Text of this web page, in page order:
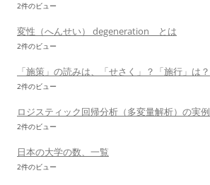
2件のビュー
変性（へんせい） degeneration とは
2件のビュー
「施策」の読みは、「せさく」？「施行」は？
2件のビュー
ロジスティック回帰分析（多変量解析）の実例
2件のビュー
日本の大学の数、一覧
2件のビュー